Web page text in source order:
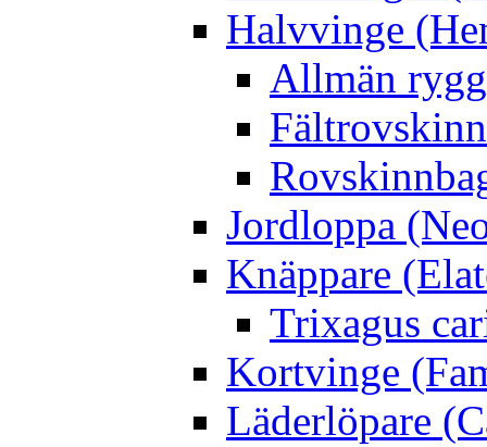
Halvvinge
Allmän
Jordloppa
Knäppare
Trixagus
Kortvinge
Läderlöpare